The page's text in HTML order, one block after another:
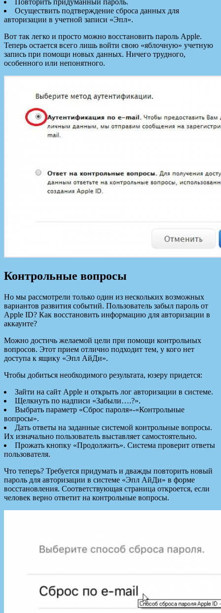
Повторить придуманный пароль.
Осуществить подтверждение сброса данных для
авторизации в учетной записи «Эпл».
Вот так легко и просто можно восстановить пароль Apple.
Теперь остается всего лишь войти свою «яблочную» учетную
запись при помощи новых данных. Ничего трудного,
особенного или непонятного.
Контрольные вопросы
Но мы рассмотрели только один из нескольких возможных
вариантов развития событий. Пользователь забыл пароль от
Apple ID? Как восстановить информацию для авторизации в
аккаунте?
Можно достичь желаемой цели при помощи контрольных
вопросов. Этот прием отлично подходит тем, у кого нет
доступа к ящику «Эпл АйДи».
Чтобы добиться необходимого результата, юзеру придется:
Зайти на сайт Apple и открыть лог авторизации в системе.
Щелкнуть по надписи «Забыли….?».
Выбрать параметр «Сброс пароля»-«Контрольные
вопросы».
Дать ответы на заданные системой контрольные вопросы.
Их изначально пользователь выставляет самостоятельно.
Прожать кнопку «Продолжить». Система проверит ответы
пользователя.
Что теперь? Требуется придумать и дважды повторить новый
пароль для авторизации в системе «Эпл АйДи» в форме
восстановления. Соответствующая страница откроется, если
человек верно ответит на контрольные вопросы.